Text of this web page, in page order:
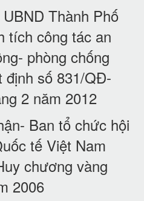
Thành Phố
tích công tác an
phòng chống
định số 831/QĐ-
2 năm 2012
Ban tổ chức hội
tế Việt Nam
chương vàng
2006